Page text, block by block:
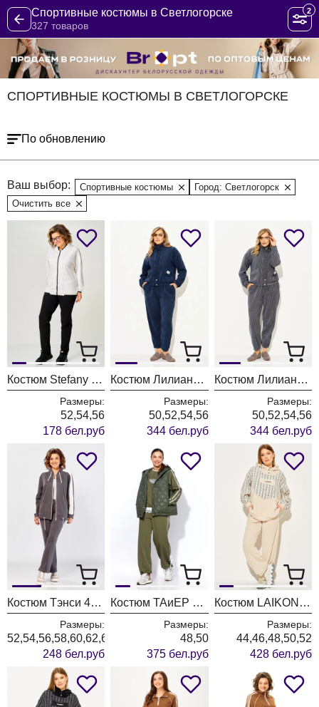
Спортивные костюмы в Светлогорске
327 товаров
2
СПОРТИВНЫЕ КОСТЮМЫ В СВЕТЛОГОРСКЕ
По обновлению
Ваш выбор: Спортивные костюмы
Город: Светлогорск
Очистить все
Костюм Stefany 2066-2 бело-черный
Размеры:
52,54,56
178 бел.руб
Костюм Лилиана 1563 индиго
Размеры:
50,52,54,56
344 бел.руб
Костюм Лилиана 1563 графит
Размеры:
50,52,54,56
344 бел.руб
Костюм Тэнси 415 серый + молоко
Размеры:
52,54,56,58,60,62,64
248 бел.руб
Костюм ТАиЕР 1458 хаки
Размеры:
48,50
375 бел.руб
Костюм LAIKONY L-574 экрю
Размеры:
44,46,48,50,52
428 бел.руб